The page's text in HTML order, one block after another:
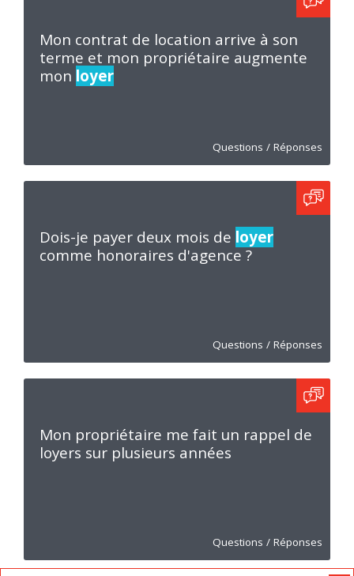
Questions / Réponses
Mon contrat de location arrive à son
terme et mon propriétaire augmente
mon loyer
Questions / Réponses
Dois-je payer deux mois de loyer
comme honoraires d'agence ?
Questions / Réponses
Mon propriétaire me fait un rappel de
loyers sur plusieurs années